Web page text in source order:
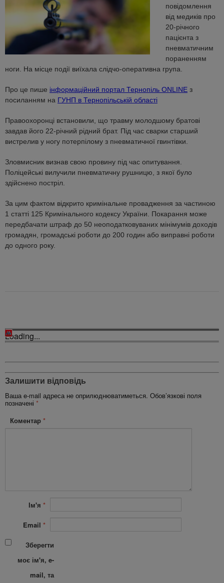
повідомлення
від медиків про
20-річного
пацієнта з
пневматичним
пораненням
ноги. На місце події виїхала слідчо-оперативна група.
Про це пише інформаційний портал Тернопіль ONLINE з
посиланням на ГУНП в Тернопільській області
Правоохоронці встановили, що травму молодшому братові
завдав його 22-річний рідний брат. Під час сварки старший
вистрелив у ногу потерпілому з пневматичної гвинтівки.
Зловмисник визнав свою провину під час опитування.
Поліцейські вилучили пневматичну рушницю, з якої було
здійснено постріл.
За цим фактом відкрито кримінальне провадження за частиною
1 статті 125 Кримінального кодексу України. Покарання може
передбачати штраф до 50 неоподатковуваних мінімумів доходів
громадян, громадські роботи до 200 годин або виправні роботи
до одного року.
Loading...
Залишити відповідь
Ваша e-mail адреса не оприлюднюватиметься. Обов’язкові поля
позначені *
Коментар *
Ім'я *
Email *
Зберегти
моє ім'я, e-
mail, та